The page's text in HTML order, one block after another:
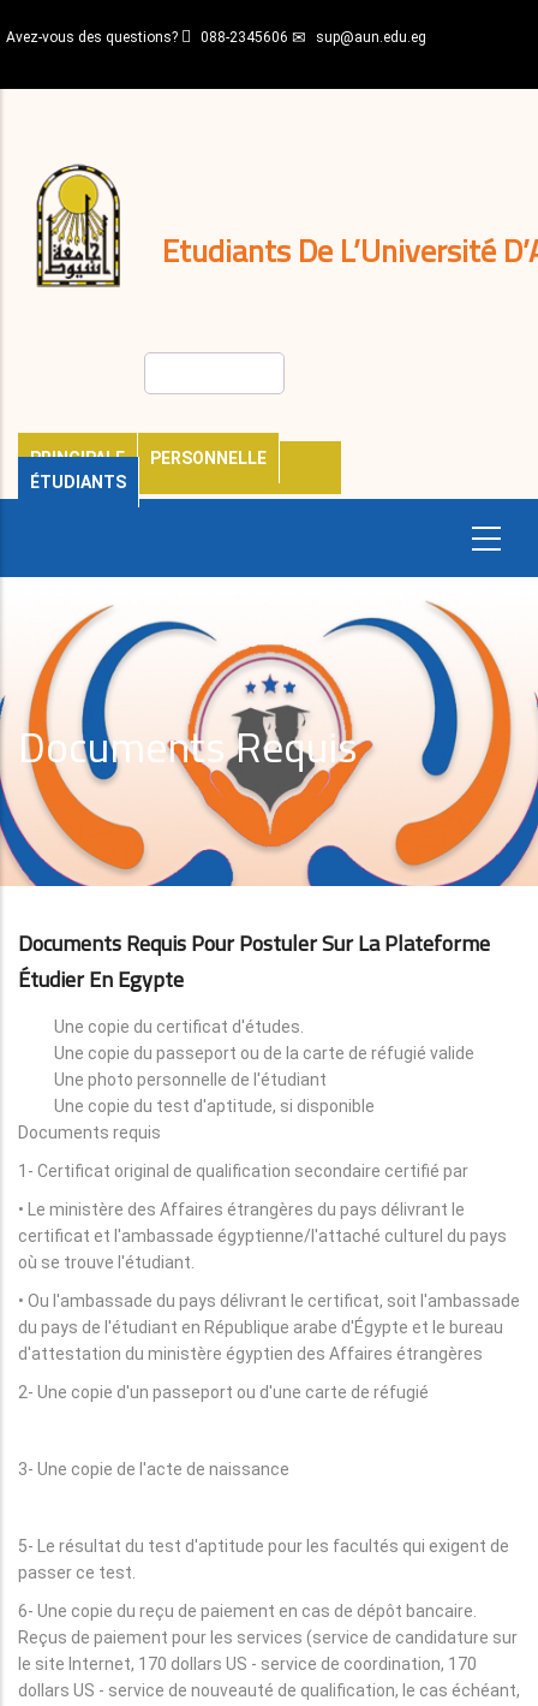
au
principal
Avez-vous des questions? 088-2345606 sup@aun.edu.eg
Etudiants De L’Université
PRINCIPALE
PERSONNELLE
ÉTUDIANTS
décisions
Expatriés
Journal
Documents Requis
Documents Requis Pour Postuler Sur La Plateforme
Étudier En Egypte
Une copie du certificat d'études.
Une copie du passeport ou de la carte de réfugié valide
Une photo personnelle de l'étudiant
Une copie du test d'aptitude, si disponible
Documents requis
1- Certificat original de qualification secondaire certifié par
• Le ministère des Affaires étrangères du pays délivrant le
certificat et l'ambassade égyptienne/l'attaché culturel du pays
où se trouve l'étudiant.
• Ou l'ambassade du pays délivrant le certificat, soit l'ambassade
du pays de l'étudiant en République arabe d'Égypte et le bureau
d'attestation du ministère égyptien des Affaires étrangères
2- Une copie d'un passeport ou d'une carte de réfugié
3- Une copie de l'acte de naissance
5- Le résultat du test d'aptitude pour les facultés qui exigent de
passer ce test.
6- Une copie du reçu de paiement en cas de dépôt bancaire.
Reçus de paiement pour les services (service de candidature sur
le site Internet, 170 dollars US - service de coordination, 170
dollars US - service de nouveauté de qualification, le cas échéant,